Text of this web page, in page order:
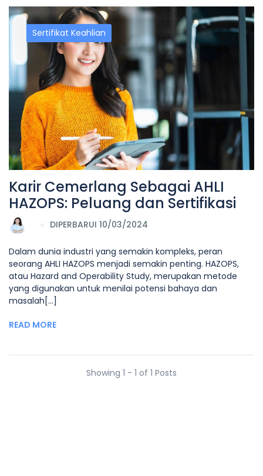
Sertifikat Keahlian
Karir Cemerlang Sebagai AHLI
HAZOPS: Peluang dan Sertifikasi
DIPERBARUI 10/03/2024
Dalam dunia industri yang semakin kompleks, peran
seorang AHLI HAZOPS menjadi semakin penting. HAZOPS,
atau Hazard and Operability Study, merupakan metode
yang digunakan untuk menilai potensi bahaya dan
masalah[...]
READ MORE
Showing 1 - 1 of 1 Posts